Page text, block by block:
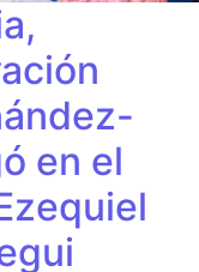
en el